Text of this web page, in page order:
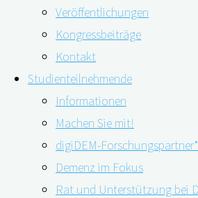
Veröffentlichungen
Kongressbeiträge
Kontakt
Studienteilnehmende
Informationen
Machen Sie mit!
digiDEM-
Demenz im Fokus
Rat und Unterstützung bei
möglicherweise an den
erkennbar